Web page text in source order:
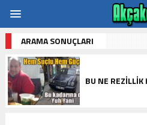
ARAMA SONUÇLARI
BU NE REZILLIK